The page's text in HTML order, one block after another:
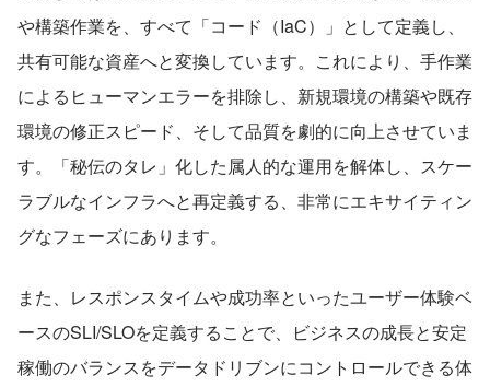
や構築作業を、すべて「コード（IaC）」として定義し、
共有可能な資産へと変換しています。これにより、手作業
によるヒューマンエラーを排除し、新規環境の構築や既存
環境の修正スピード、そして品質を劇的に向上させていま
す。「秘伝のタレ」化した属人的な運用を解体し、スケー
ラブルなインフラへと再定義する、非常にエキサイティン
グなフェーズにあります。
また、レスポンスタイムや成功率といったユーザー体験ベ
ースのSLI/SLOを定義することで、ビジネスの成長と安定
稼働のバランスをデータドリブンにコントロールできる体